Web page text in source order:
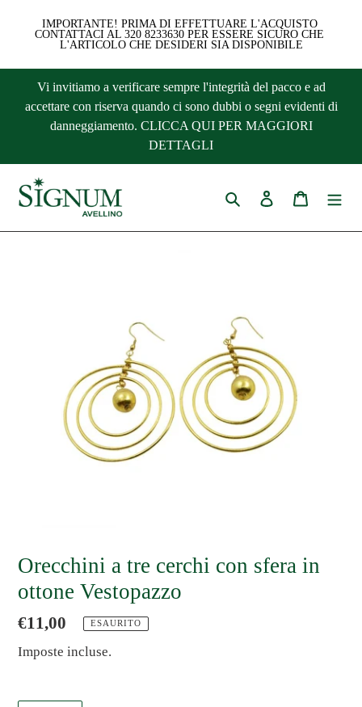
IMPORTANTE! PRIMA DI EFFETTUARE L'ACQUISTO
CONTATTACI AL 320 8233630 PER ESSERE SICURO CHE
L'ARTICOLO CHE DESIDERI SIA DISPONIBILE
direttamente
Vi invitiamo a verificare sempre l'integrità del pacco e ad
accettare con riserva quando ci sono dubbi o segni evidenti di
danneggiamento. CLICCA QUI PER MAGGIORI
DETTAGLI
Cerca Accedi Carrello
Orecchini a tre cerchi con sfera in
ottone Vestopazzo
Prezzo
di
€11,00 ESAURITO
Imposte incluse.